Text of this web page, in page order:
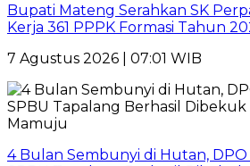
Bupati Mateng Serahkan SK
Kerja 361 PPPK Formasi Tahun
7 Agustus 2026 | 07:01 WIB
4 Bulan Sembunyi di Hutan,